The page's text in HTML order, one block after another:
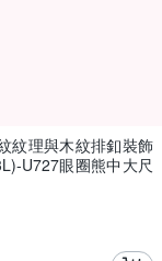
紋理與木紋排釦裝飾
U727眼圈熊中大尺